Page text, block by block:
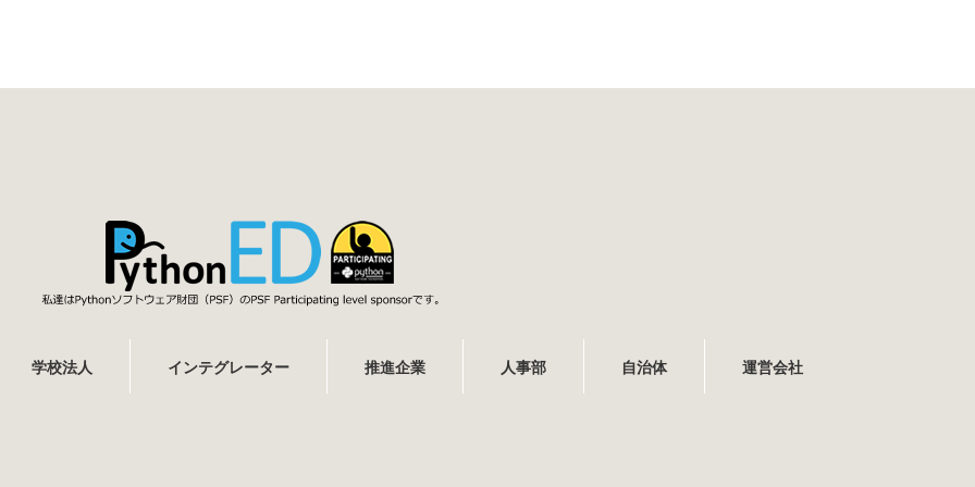
学校法人 インテグレーター 推進企業 人事部 自治体 運営会社